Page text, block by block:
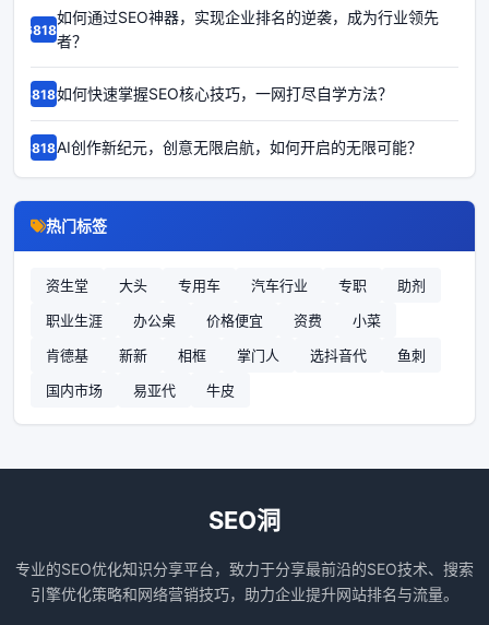
68187
如何通过SEO神器，实现企业排名的逆袭，成为行业领先
者？
68186如何快速掌握SEO核心技巧，一网打尽自学方法？
68185AI创作新纪元，创意无限启航，如何开启的无限可能？
热门标签
资生堂 大头 专用车 汽车行业 专职
助剂
职业生涯
办公桌 价格便宜 资费
小菜
肯德基
新新 相框 掌门人 选抖音代
鱼刺
国内市场
易亚代 牛皮
SEO洞
专业的SEO优化知识分享平台，致力于分享最前沿的SEO技术、搜索
引擎优化策略和网络营销技巧，助力企业提升网站排名与流量。